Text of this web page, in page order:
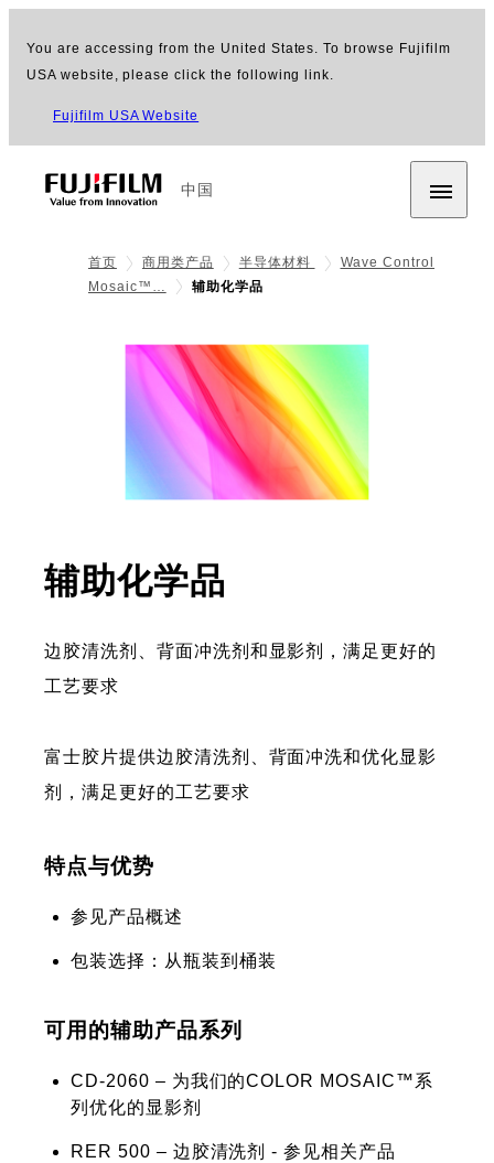
You are accessing from the United States. To browse Fujifilm
USA website, please click the following link.
Fujifilm USA Website
中国
首页 商用类产品 半导体材料
Wave Control
Mosaic™…
辅助化学品
辅助化学品
边胶清洗剂、背面冲洗剂和显影剂，满足更好的
工艺要求
富士胶片提供边胶清洗剂、背面冲洗和优化显影
剂，满足更好的工艺要求
特点与优势
参见产品概述
包装选择：从瓶装到桶装
可用的辅助产品系列
CD-2060 – 为我们的COLOR MOSAIC™系
列优化的显影剂
RER 500 – 边胶清洗剂 - 参见相关产品